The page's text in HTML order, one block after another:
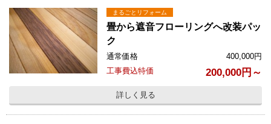
まるごとリフォーム
畳から遮音フローリングへ改装パッ
ク
通常価格 400,000円
工事費込特価
200,000円～
詳しく見る